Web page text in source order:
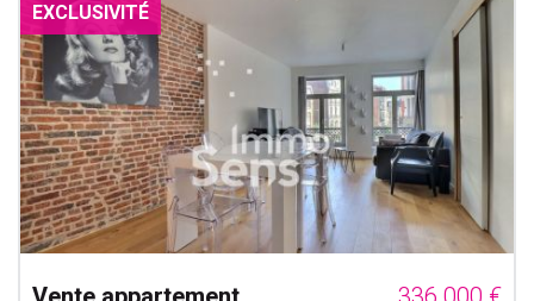
EXCLUSIVITÉ